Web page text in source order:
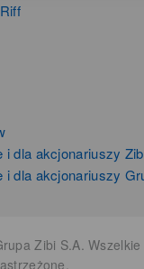
i dla akcjonariuszy
i dla akcjonariuszy
Zibi S.A.